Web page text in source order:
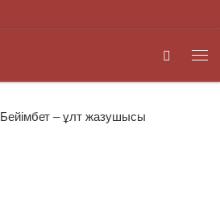
Search
Бейімбет – ұлт жазушысы